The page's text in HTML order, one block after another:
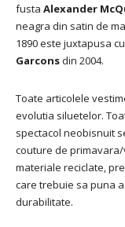
fusta Alexander
neagra din satin de
1890 este juxtapusa
Garconsdin 2004.
Toate articolele
evolutia siluetelor.
spectacol neobisnuit
couture de primavara/
materiale reciclate,
care trebuie sa puna
durabilitate.